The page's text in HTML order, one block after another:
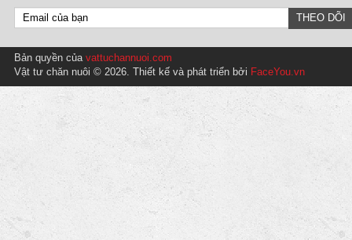
Bản quyền của vattuchannuoi.com
Vật tư chăn nuôi © 2026. Thiết kế và phát triển bởi FaceYou.vn